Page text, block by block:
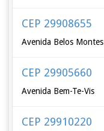
CEP 29908655
Avenida Belos Montes
CEP 29905660
Avenida Bem-Te-Vis
CEP 29910220